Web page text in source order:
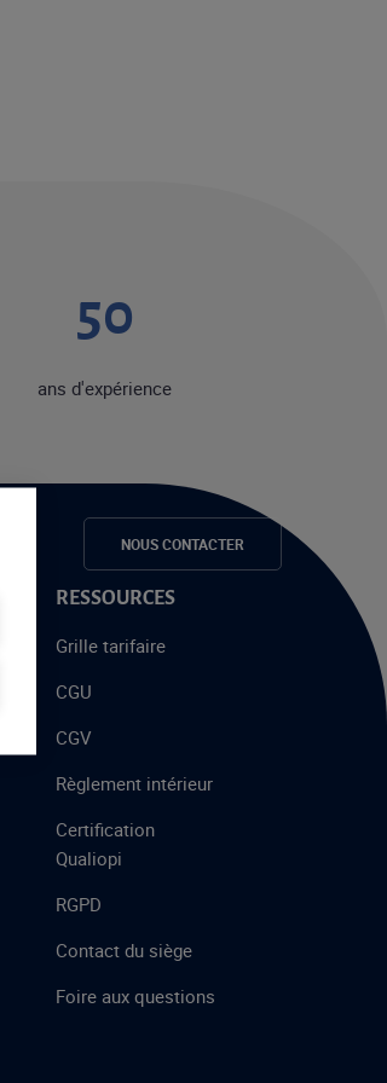
NOUS CONTACTER
50
ans d'expérience
RESSOURCES
Grille tarifaire
CGU
CGV
Règlement intérieur
Certification
Qualiopi
RGPD
Contact du siège
Foire aux questions